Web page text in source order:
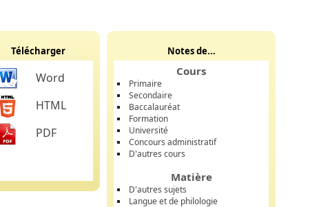
Télécharger
Word
HTML
PDF
Notes de...
Cours
Primaire
Secondaire
Baccalauréat
Formation
Université
Concours administratif
D'autres cours
Matière
D'autres sujets
Langue et de philologie